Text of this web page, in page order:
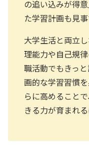
の追い込みが得
た学習計画も見事
大学生活と両立
理能力や自己規
職活動でもきっ
画的な学習習慣
らに高めること
きる力が育まれる